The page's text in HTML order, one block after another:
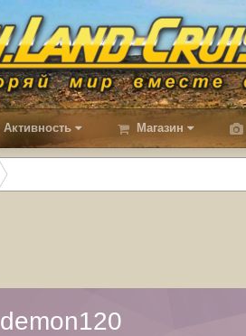
Активность Магазин
demon120